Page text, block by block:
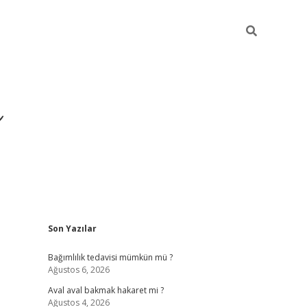
Sidebar
Son Yazılar
Bağımlılık tedavisi mümkün mü ?
Ağustos 6, 2026
Aval aval bakmak hakaret mi ?
Ağustos 4, 2026